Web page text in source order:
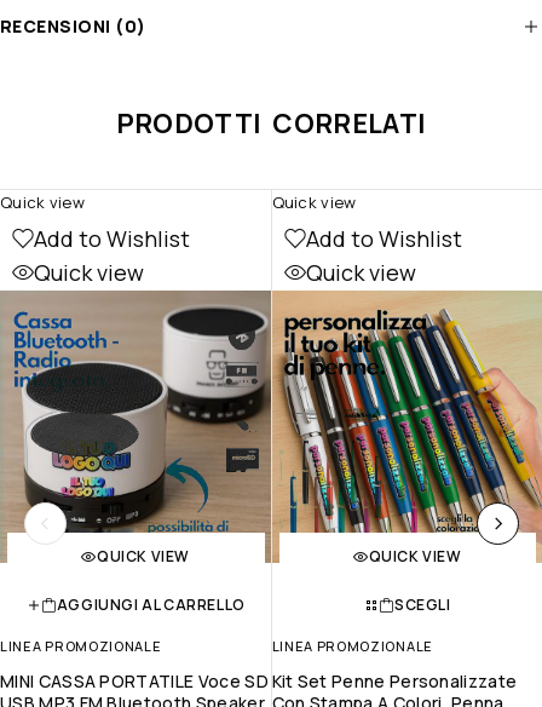
RECENSIONI (0)
PRODOTTI CORRELATI
Add to Wishlist
Quick view
QUICK VIEW
AGGIUNGI AL CARRELLO
LINEA PROMOZIONALE
MINI CASSA PORTATILE Voce SD
Quick view
Add to Wishlist
Quick view
QUICK VIEW
SCEGLI
LINEA PROMOZIONALE
Kit Set Penne Personalizzate
Quick view